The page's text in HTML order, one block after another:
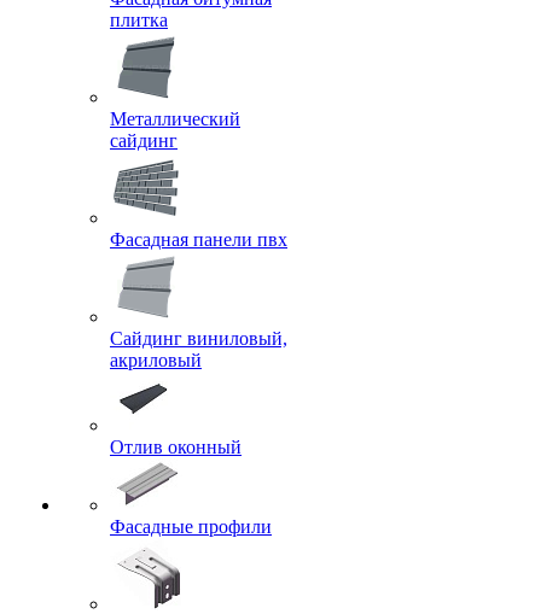
плитка
Металлический
сайдинг
Фасадная панели пвх
Сайдинг виниловый,
акриловый
Отлив оконный
Фасадные профили